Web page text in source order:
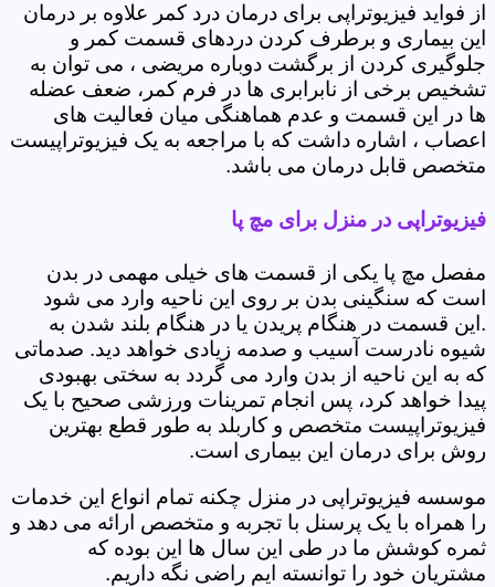
از فواید فیزیوتراپی برای درمان درد کمر علاوه بر درمان
این بیماری و برطرف کردن دردهای قسمت کمر و
جلوگیری کردن از برگشت دوباره مریضی ، می توان به
تشخیص برخی از نابرابری ها در فرم کمر، ضعف عضله
ها در این قسمت و عدم هماهنگی میان فعالیت های
اعصاب ، اشاره داشت که با مراجعه به یک فیزیوتراپیست
متخصص قابل درمان می باشد.
فیزیوتراپی در منزل برای مچ پا
مفصل مچ پا یکی از قسمت های خیلی مهمی در بدن
است که سنگینی بدن بر روی این ناحیه وارد می شود
.این قسمت در هنگام پریدن یا در هنگام بلند شدن به
شیوه نادرست آسیب و صدمه زیادی خواهد دید. صدماتی
که به این ناحیه از بدن وارد می گردد به سختی بهبودی
پیدا خواهد کرد، پس انجام تمرینات ورزشی صحیح با یک
فیزیوتراپیست متخصص و کاربلد به طور قطع بهترین
روش برای درمان این بیماری است.
موسسه فیزیوتراپی در منزل چکنه تمام انواع این خدمات
را همراه با یک پرسنل با تجربه و متخصص ارائه می دهد و
ثمره کوشش ما در طی این سال ها این بوده که
مشتریان خود را توانسته ایم راضی نگه داریم.